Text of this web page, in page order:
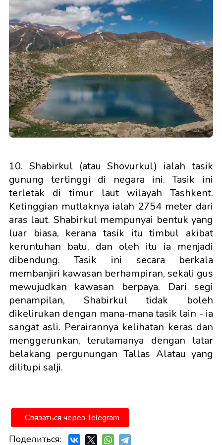
10. Shabirkul (atau Shovurkul) ialah tasik
gunung tertinggi di negara ini. Tasik ini
terletak di timur laut wilayah Tashkent.
Ketinggian mutlaknya ialah 2754 meter dari
aras laut. Shabirkul mempunyai bentuk yang
luar biasa, kerana tasik itu timbul akibat
keruntuhan batu, dan oleh itu ia menjadi
dibendung. Tasik ini secara berkala
membanjiri kawasan berhampiran, sekali gus
mewujudkan kawasan berpaya. Dari segi
penampilan, Shabirkul tidak boleh
dikelirukan dengan mana-mana tasik lain - ia
sangat asli. Perairannya kelihatan keras dan
menggerunkan, terutamanya dengan latar
belakang pergunungan Tallas Alatau yang
dilitupi salji.
Связаться через Telegram
Поделиться: